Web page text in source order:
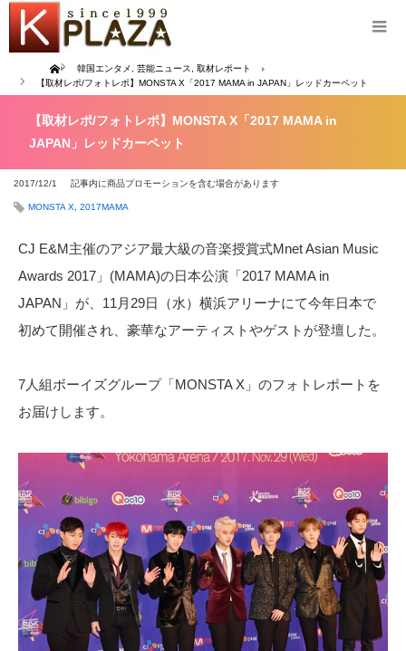
Home 韓国エンタメ 芸能ニュース
取材レポート
【取材レポ/フォトレポ】MONSTA X「2017 MAMA in JAPAN」レッドカーペット
【取材レポ/フォトレポ】MONSTA X「2017 MAMA in
JAPAN」レッドカーペット
2017/12/1 記事内に商品プロモーションを含む場合があります
MONSTA X 2017MAMA
CJ E&M主催のアジア最大級の音楽授賞式Mnet Asian Music
Awards 2017」(MAMA)の日本公演「2017 MAMA in
JAPAN」が、11月29日（水）横浜アリーナにて今年日本で
初めて開催され、豪華なアーティストやゲストが登壇した。
7人組ボーイズグループ「MONSTA X」のフォトレポートを
お届けします。